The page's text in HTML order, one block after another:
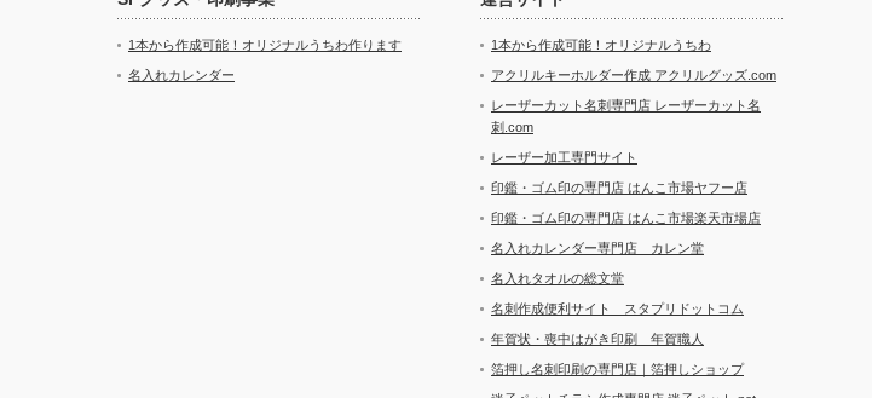
1本から作成可能！オリジナルうちわ作ります
名入れカレンダー
1本から作成可能！オリジナルうちわ
アクリルキーホルダー作成 アクリルグッズ.com
レーザーカット名刺専門店 レーザーカット名
刺.com
レーザー加工専門サイト
印鑑・ゴム印の専門店 はんこ市場ヤフー店
印鑑・ゴム印の専門店 はんこ市場楽天市場店
名入れカレンダー専門店 カレン堂
名入れタオルの総文堂
名刺作成便利サイト スタプリドットコム
年賀状・喪中はがき印刷 年賀職人
箔押し名刺印刷の専門店｜箔押しショップ